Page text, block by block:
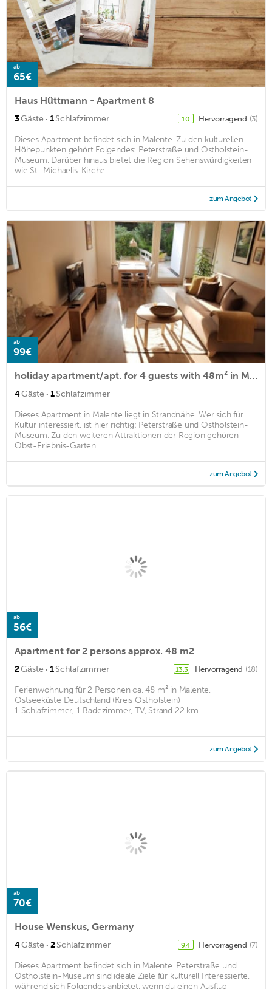
ab
65€
Haus Hüttmann - Apartment 8
3Gäste · 1Schlafzimmer 10 Hervorragend (3)
Dieses Apartment befindet sich in Malente. Zu den kulturellen
Höhepunkten gehört Folgendes: Peterstraße und Ostholstein-
Museum. Darüber hinaus bietet die Region Sehenswürdigkeiten
wie St.-Michaelis-Kirche ...
zum Angebot
ab
99€
holiday apartment/apt. for 4 guests with 48m² in Malente (160511)
4Gäste · 1Schlafzimmer
Dieses Apartment in Malente liegt in Strandnähe. Wer sich für
Kultur interessiert, ist hier richtig: Peterstraße und Ostholstein-
Museum. Zu den weiteren Attraktionen der Region gehören
Obst-Erlebnis-Garten ...
zum Angebot
ab
56€
Apartment for 2 persons approx. 48 m2
2Gäste · 1Schlafzimmer 13,3 Hervorragend (18)
Ferienwohnung für 2 Personen ca. 48 m² in Malente,
Ostseeküste Deutschland (Kreis Ostholstein)
1 Schlafzimmer, 1 Badezimmer, TV, Strand 22 km ...
zum Angebot
ab
70€
House Wenskus, Germany
4Gäste · 2Schlafzimmer 9,4 Hervorragend (7)
Dieses Apartment befindet sich in Malente. Peterstraße und
Ostholstein-Museum sind ideale Ziele für kulturell Interessierte,
während sich Folgendes anbietet, wenn du einen Ausflug